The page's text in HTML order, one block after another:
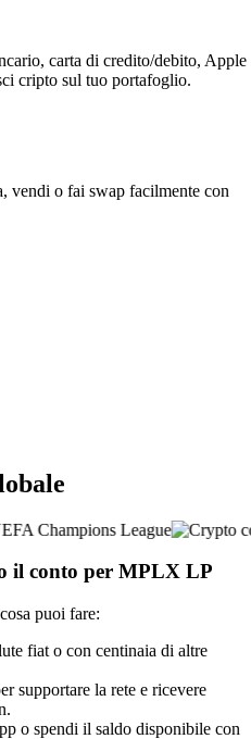
carta di credito/debito, Apple
cripto sul tuo portafoglio.
vendi o fai swap facilmente con
il conto per MPLX LP
puoi fare:
fiat o con centinaia di altre
supportare la rete e ricevere
o spendi il saldo disponibile con